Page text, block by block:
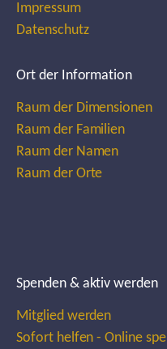
Impressum
Datenschutz
Ort der Information
Raum der Dimensionen
Raum der Familien
Raum der Namen
Raum der Orte
Spenden & aktiv werden
Mitglied werden
Sofort helfen - Online